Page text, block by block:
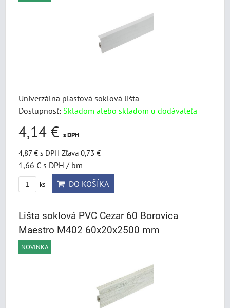
Univerzálna plastová soklová lišta
Dostupnosť: Skladom alebo skladom u dodávateľa
4,14 € s DPH
4,87 €s DPH Zľava 0,73 €
1,66 € s DPH / bm
ks DO KOŠÍKA
Lišta soklová PVC Cezar 60 Borovica
Maestro M402 60x20x2500 mm
NOVINKA